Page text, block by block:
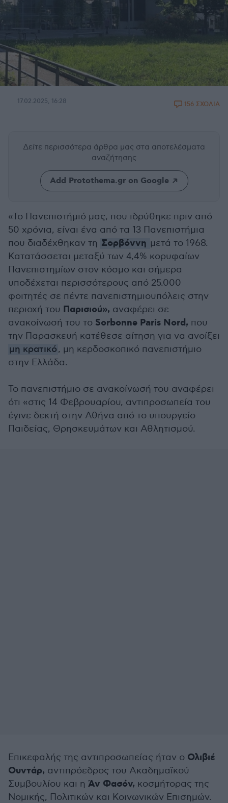
17.02.2025, 16:28 156 ΣΧΟΛΙΑ
Δείτε περισσότερα άρθρα μας στα αποτελέσματα
αναζήτησης
Add Protothema.gr on Google
«Το Πανεπιστήμιό μας, που ιδρύθηκε πριν από
50 χρόνια, είναι ένα από τα 13 Πανεπιστήμια
που διαδέχθηκαν τη Σορβόννη μετά το 1968.
Κατατάσσεται μεταξύ των 4,4% κορυφαίων
Πανεπιστημίων στον κόσμο και σήμερα
υποδέχεται περισσότερους από 25.000
φοιτητές σε πέντε πανεπιστημιουπόλεις στην
περιοχή του Παρισιού», αναφέρει σε
ανακοίνωσή του το Sorbonne Paris Nord, που
την Παρασκευή κατέθεσε αίτηση για να ανοίξει
μη κρατικό, μη κερδοσκοπικό πανεπιστήμιο
στην Ελλάδα.
Το πανεπιστήμιο σε ανακοίνωσή του αναφέρει
ότι «στις 14 Φεβρουαρίου, αντιπροσωπεία του
έγινε δεκτή στην Αθήνα από το υπουργείο
Παιδείας, Θρησκευμάτων και Αθλητισμού.
Επικεφαλής της αντιπροσωπείας ήταν ο Ολιβιέ
Ουντάρ, αντιπρόεδρος του Ακαδημαϊκού
Συμβουλίου και η Άν Φασόν, κοσμήτορας της
Νομικής, Πολιτικών και Κοινωνικών Επισημών.